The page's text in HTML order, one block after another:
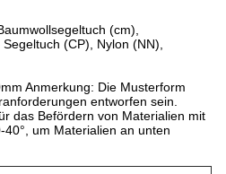
(cm),
(CP), Nylon (NN),
Anmerkung: Die Musterform
entworfen sein.
das Befördern von Materialien mit
um Materialien an unten